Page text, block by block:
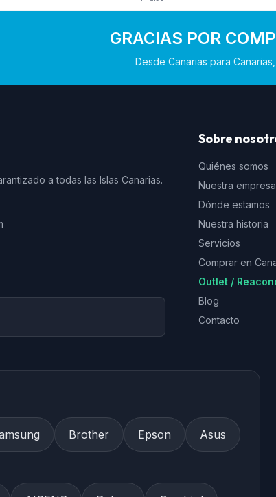
GRACIAS POR
Desde Canarias para
a todas las Islas Canarias.
Sobre
Quiénes somos
Nuestra empresa
Dónde estamos
Nuestra historia
Servicios
Comprar en
Outlet /
Blog
Contacto
Brother Epson Asus